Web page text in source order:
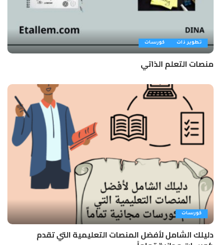
تطوير ذات كورسات
منصات التعلم الذاتي
كورسات
دليلك الشامل لأفضل المنصات التعليمية التي تقدم